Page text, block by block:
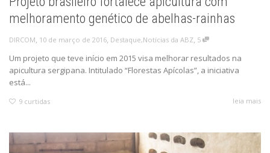
melhoramento genético de abelhas-rainhas
DIRCOM, 10 de março de 2016, Destaque,Notícias da ABZ, 5
Um projeto que teve início em 2015 visa melhorar resultados na
apicultura sergipana. Intitulado “Florestas Apícolas”, a iniciativa
está...
9 curtidas leia mais